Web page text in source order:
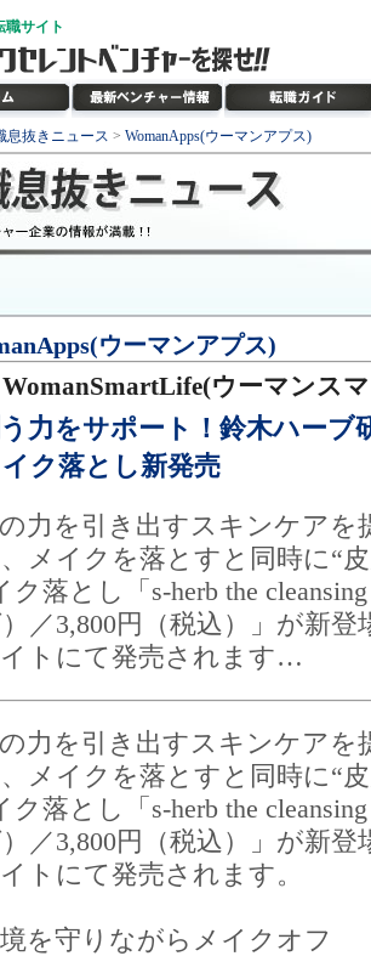
職サイト
息抜きニュース > WomanApps(ウーマンアプス)
ウーマンアプス)
WomanSmartLife(ウーマンス
力をサポート！鈴木ハーブ
ク落とし新発売
力を引き出すスキンケアを
メイクを落とすと同時に“
ク落とし「s-herb the
／3,800円（税込）」が新登
トにて発売されます…
力を引き出すスキンケアを
メイクを落とすと同時に“
ク落とし「s-herb the
／3,800円（税込）」が新登
トにて発売されます。
を守りながらメイクオフ